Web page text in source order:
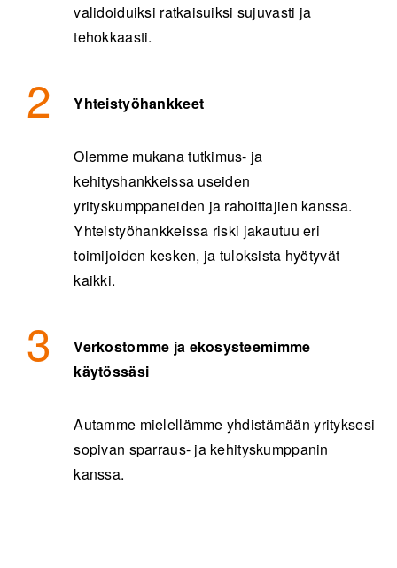
validoiduiksi ratkaisuiksi sujuvasti ja
tehokkaasti.
Yhteistyöhankkeet
Olemme mukana tutkimus- ja
kehityshankkeissa useiden
yrityskumppaneiden ja rahoittajien kanssa.
Yhteistyöhankkeissa riski jakautuu eri
toimijoiden kesken, ja tuloksista hyötyvät
kaikki.
Verkostomme ja ekosysteemimme
käytössäsi
Autamme mielellämme yhdistämään yrityksesi
sopivan sparraus- ja kehityskumppanin
kanssa.